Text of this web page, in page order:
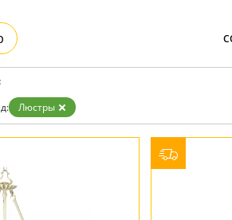
Черные
Люстры